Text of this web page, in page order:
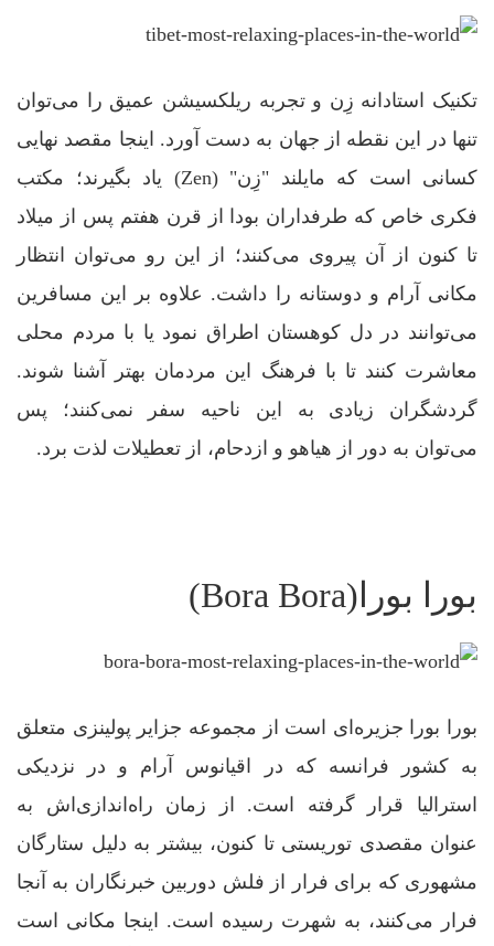
تکنیک استادانه زِن و تجربه ریلکسیشن عمیق را می‌توان
تنها در این نقطه از جهان به دست آورد. اینجا مقصد نهایی
کسانی است که مایلند "زِن" (Zen) یاد بگیرند؛ مکتب
فکری خاص که طرفداران بودا از قرن هفتم پس از میلاد
تا کنون از آن پیروی می‌کنند؛ از این رو می‌توان انتظار
مکانی آرام و دوستانه را داشت. علاوه بر این مسافرین
می‌توانند در دل کوهستان اطراق نمود یا با مردم محلی
معاشرت کنند تا با فرهنگ این مردمان بهتر آشنا شوند.
گردشگران زیادی به این ناحیه سفر نمی‌کنند؛ پس
می‌توان به دور از هیاهو و ازدحام، از تعطیلات لذت برد.
بورا بورا(Bora Bora)
بورا بورا جزیره‌ای است از مجموعه جزایر پولینزی متعلق
به کشور فرانسه که در اقیانوس آرام و در نزدیکی
استرالیا قرار گرفته است. از زمان راه‌اندازی‌اش به
عنوان مقصدی توریستی تا کنون، بیشتر به دلیل ستارگان
مشهوری که برای فرار از فلش دوربین خبرنگاران به آنجا
فرار می‌کنند، به شهرت رسیده است. اینجا مکانی است